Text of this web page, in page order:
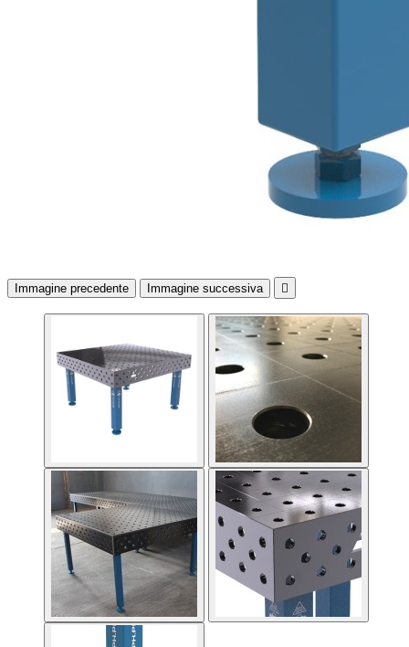
Immagine precedente Immagine successiva 